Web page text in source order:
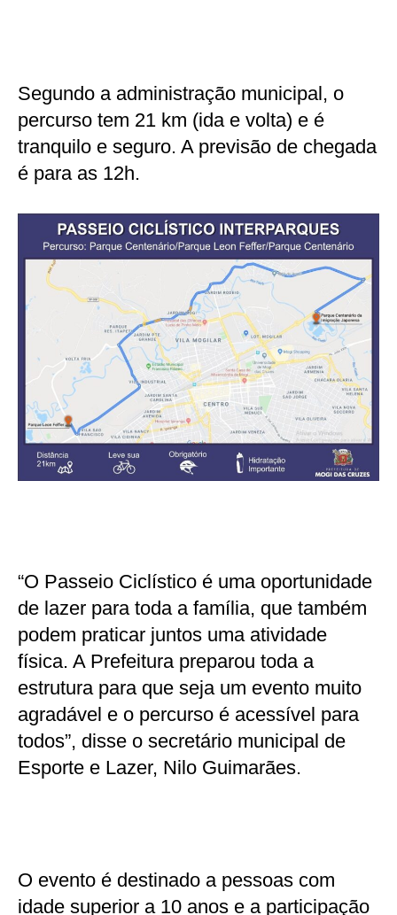
Segundo a administração municipal, o
percurso tem 21 km (ida e volta) e é
tranquilo e seguro. A previsão de chegada
é para as 12h.
“O Passeio Ciclístico é uma oportunidade
de lazer para toda a família, que também
podem praticar juntos uma atividade
física. A Prefeitura preparou toda a
estrutura para que seja um evento muito
agradável e o percurso é acessível para
todos”, disse o secretário municipal de
Esporte e Lazer, Nilo Guimarães.
O evento é destinado a pessoas com
idade superior a 10 anos e a participação